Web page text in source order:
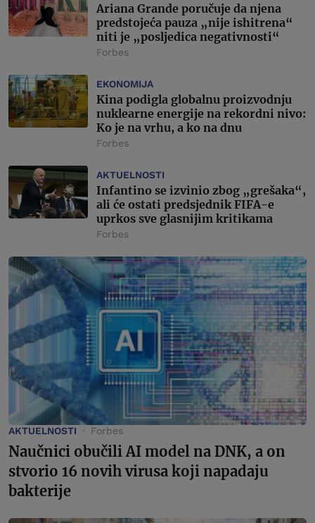
Ariana Grande poručuje da njena
predstojeća pauza „nije ishitrena“
niti je „posljedica negativnosti“
Forbes
EKONOMIJA
Kina podigla globalnu proizvodnju
nuklearne energije na rekordni nivo:
Ko je na vrhu, a ko na dnu
Forbes
AKTUELNOSTI
Infantino se izvinio zbog „grešaka“,
ali će ostati predsjednik FIFA-e
uprkos sve glasnijim kritikama
Forbes
AKTUELNOSTI Forbes
Naučnici obučili AI model na DNK, a on
stvorio 16 novih virusa koji napadaju
bakterije